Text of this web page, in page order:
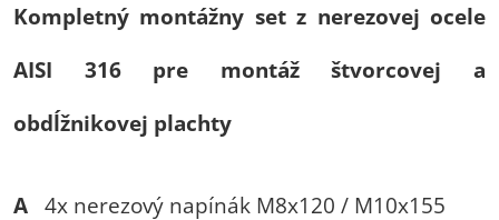
Kompletný montážny set z nerezovej ocele
AISI 316 pre montáž štvorcovej a
obdĺžnikovej plachty
A 4x nerezový napínák M8x120 / M10x155